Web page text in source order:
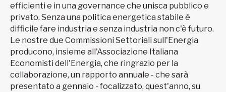
efficienti e in una governance che unisca pubblico e
privato. Senza una politica energetica stabile è
difficile fare industria e senza industria non c'è futuro.
Le nostre due Commissioni Settoriali sull'Energia
producono, insieme all'Associazione Italiana
Economisti dell'Energia, che ringrazio per la
collaborazione, un rapporto annuale - che sarà
presentato a gennaio - focalizzato, quest'anno, su